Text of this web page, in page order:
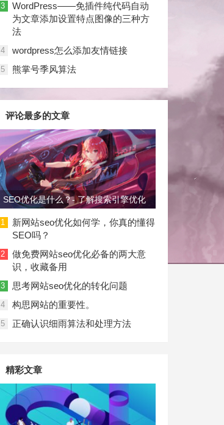
3
WordPress——免插件纯代码自动
为文章添加设置特点图像的三种方
法
4 wordpress怎么添加友情链接
5 熊掌号季风算法
评论最多的文章
SEO优化是什么？- 了解搜索引擎优化
1
新网站seo优化如何学，你真的懂得
SEO吗？
2
做免费网站seo优化必备的两大意
识，收藏备用
3 思考网站seo优化的转化问题
4 构思网站的重要性。
5 正确认识细雨算法和处理方法
精彩文章